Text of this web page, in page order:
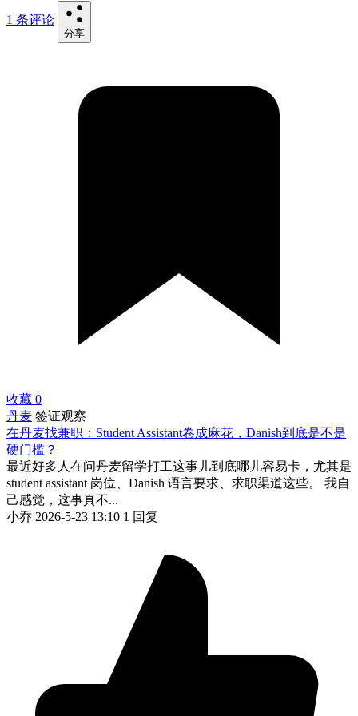
1 条评论
分享
收藏 0
丹麦 签证观察
在丹麦找兼职：Student Assistant卷成麻花，Danish到底是不是
硬门槛？
最近好多人在问丹麦留学打工这事儿到底哪儿容易卡，尤其是
student assistant 岗位、Danish 语言要求、求职渠道这些。 我自
己感觉，这事真不...
小乔 2026-5-23 13:10 1 回复